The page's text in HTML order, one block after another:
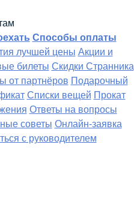
Способы оплаты
лучшей цены Акции и
билеты Скидки Странника
от партнёров Подарочный
Списки вещей Прокат
Ответы на вопросы
советы Онлайн-заявка
с руководителем